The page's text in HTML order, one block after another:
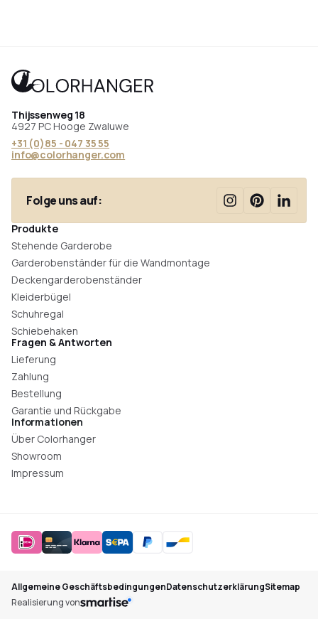
Thijssenweg 18
4927 PC Hooge Zwaluwe
+31 (0)85 - 047 35 55
info@colorhanger.com
Folge uns auf:
Produkte
Stehende Garderobe
Garderobenständer für die Wandmontage
Deckengarderobenständer
Kleiderbügel
Schuhregal
Schiebehaken
Fragen & Antworten
Lieferung
Zahlung
Bestellung
Garantie und Rückgabe
Informationen
Über Colorhanger
Showroom
Impressum
Allgemeine GeschäftsbedingungenDatenschutzerklärungSitemap
Realisierung von